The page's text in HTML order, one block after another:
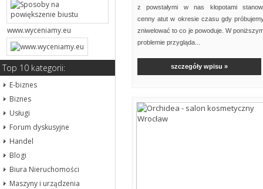
www.wyceniamy.eu
Top 10 kategorii:
E-biznes
Biznes
Usługi
Forum dyskusyjne
Handel
Blogi
Biura Nieruchomości
Maszyny i urządzenia
z powstałymi w nas kłopotami
cenny atut w okresie czasu gdy
zniwelować to co je powoduje. W
problemie przygląda...
szczegóły wpisu »